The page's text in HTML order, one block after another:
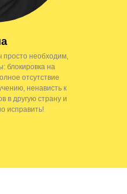
просто необходим,
блокировка на
отсутствие
ненависть к
в другую страну и
исправить!